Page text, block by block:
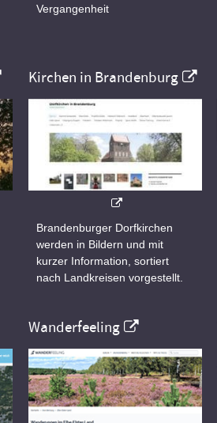
Vergangenheit
Kirchen in Brandenburg
Brandenburger Dorfkirchen
werden in Bildern und mit
kurzer Information, sortiert
nach Landkreisen vorgestellt.
Wanderfeeling